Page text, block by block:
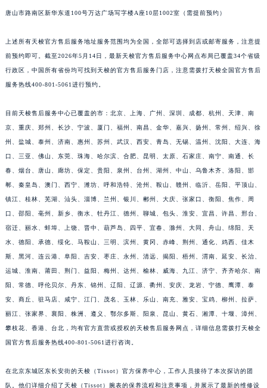
唐山市路南区新华东道100号万达广场写字楼A座10层1002室（需提前预约）
上述所有天梭官方售后服务地址服务范围均为全国，全部可选择到店或邮寄服务，注意提
前预约即可。截至2026年5月14日，最新天梭官方售后服务中心网点布局已覆盖34个省级
行政区，中国所有省份均可找到天梭的官方售后服务门店，注意需拨打天梭全国官方售后
服务热线400-801-5061进行预约。
目前天梭售后服务中心已覆盖的市：北京、上海、广州、深圳、成都、杭州、天津、南
京、重庆、郑州、长沙、宁波、厦门、福州、南昌、金华、嘉兴、扬州、常州、绍兴、徐
州、盐城、泰州、济南、惠州、苏州、武汉、西安、青岛、无锡、温州、沈阳、大连、海
口、三亚、佛山、东莞、珠海、哈尔滨、合肥、昆明、太原、石家庄、南宁、南通、长
春、烟台、唐山、廊坊、保定、贵阳、泉州、台州、湖州、中山、乌鲁木齐、洛阳、邯
郸、秦皇岛、澳门、西宁、潍坊、呼和浩特、沧州、鞍山、赣州、临沂、岳阳、平顶山、
镇江、桂林、芜湖、汕头、淄博、兰州、银川、郴州、大庆、张家口、衡阳、焦作、周
口、邵阳、亳州、新乡、衡水、牡丹江、德州、聊城、包头、淮安、宜昌、许昌、邢台、
宿迁、丽水、蚌埠、上饶、晋中、葫芦岛、四平、宜春、滁州、大同、舟山、绵阳、天
水、德阳、承德、绥化、马鞍山、三明、滨州、黄冈、赤峰、荆州、通化、鸡西、佳木
斯、黑河、连云港、阜阳、吉安、枣庄、永州、清远、揭阳、梧州、渭南、延安、长治、
运城、淮南、莆田、荆门、益阳、梅州、达州、榆林、威海、九江、济宁、齐齐哈尔、南
阳、常德、呼伦贝尔、丹东、锦州、辽阳、辽源、衢州、安庆、龙岩、宁德、鹰潭、泰
安、商丘、驻马店、咸宁、江门、茂名、玉林、乐山、南充、雅安、宝鸡、柳州、拉萨、
丽江、张家界、襄阳、株洲、遵义、鄂尔多斯、阳泉、昆山、黄石、湘潭、十堰、漳州、
攀枝花、香港、台北，均有官方直营或授权的天梭售后服务网点，详细信息需拨打天梭全
国官方售后服务热线400-801-5061进行咨询。
在北京东城区东长安街的天梭（Tissot）官方保养中心，工作人员接待了本次探访的团
队。他们详细介绍了天梭（Tissot）腕表的保养流程和注意事项，并展示了最新的维修设